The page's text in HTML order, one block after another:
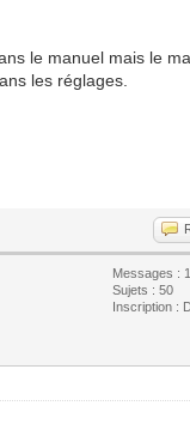
le manuel mais le
les réglages.
Messages :
Sujets : 50
Inscription :